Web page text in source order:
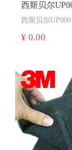
西斯贝尔
万用吸附吸
西斯贝尔
型压点式棉片
室清理擦拭物
单位尺寸(cm)：
包装尺寸：
吸附量最高可
¥ 0.00